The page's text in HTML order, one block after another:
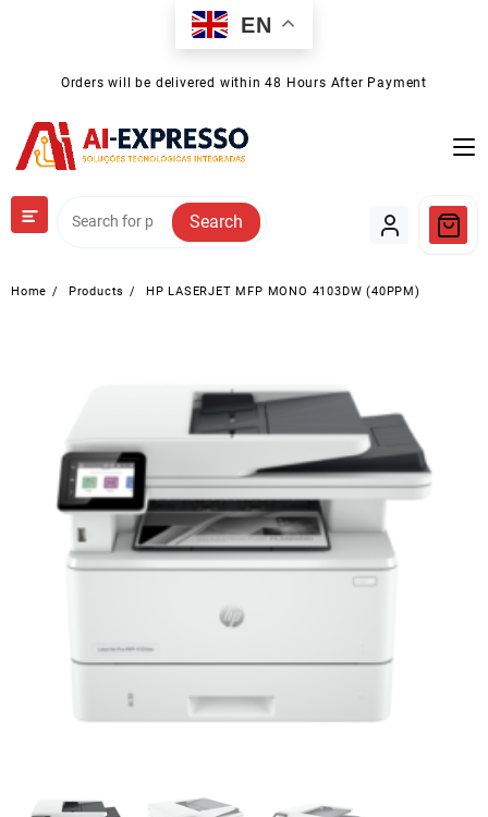
EN
Orders will be delivered within 48 Hours After Payment
Search
Home Products HP LASERJET MFP MONO 4103DW (40PPM)